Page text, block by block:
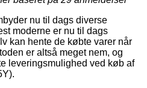
nu til dags diverse
moderne er nu til dags
kan hente de købte varer når
er altså meget nem, og
leveringsmulighed ved køb af